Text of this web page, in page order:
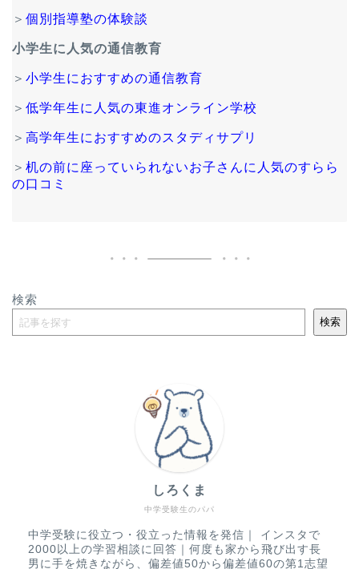
＞ 個別指導塾の体験談
小学生に人気の通信教育
＞ 小学生におすすめの通信教育
＞ 低学年生に人気の東進オンライン学校
＞ 高学年生におすすめのスタディサプリ
＞ 机の前に座っていられないお子さんに人気のすらら
の口コミ
検索
検索
中学受験生のパパ
しろくま
中学受験に役立つ・役立った情報を発信｜ インスタで
2000以上の学習相談に回答｜何度も家から飛び出す長
男に手を焼きながら、偏差値50から偏差値60の第1志望